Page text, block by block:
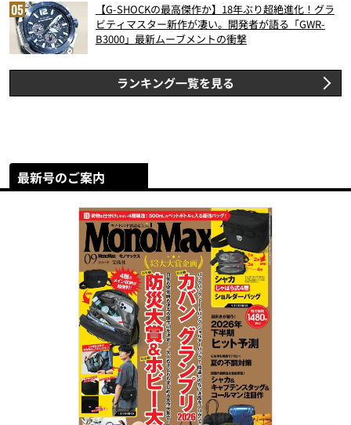
【G-SHOCKの最高傑作か】18年ぶり超絶進化！グラ
ビティマスター新作が凄い。開発者が語る「GWR-
B3000」最新ムーブメントの衝撃
ランキング一覧を見る
最新号のご案内